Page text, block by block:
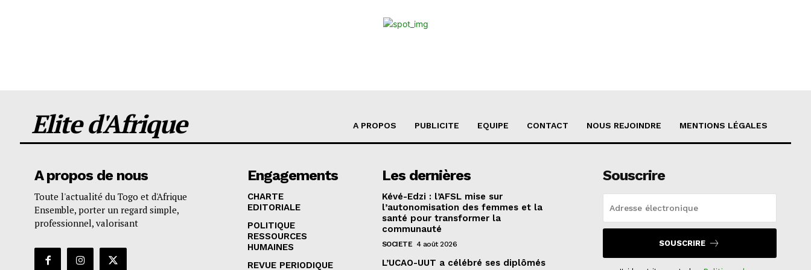
Elite d'Afrique A PROPOS PUBLICITE EQUIPE CONTACT NOUS REJOINDRE MENTIONS LÉGALES
A propos de nous
Toute l'actualité du Togo et d'Afrique
Ensemble, porter un regard simple,
professionnel, valorisant
Engagements
CHARTE
EDITORIALE
POLITIQUE
RESSOURCES
HUMAINES
REVUE PERIODIQUE
Les dernières
Kévé-Edzi : l’AFSL mise sur
l’autonomisation des femmes et la
santé pour transformer la
communauté
SOCIETE 4 août 2026
L’UCAO-UUT a célébré ses diplômés
Souscrire
SOUSCRIRE